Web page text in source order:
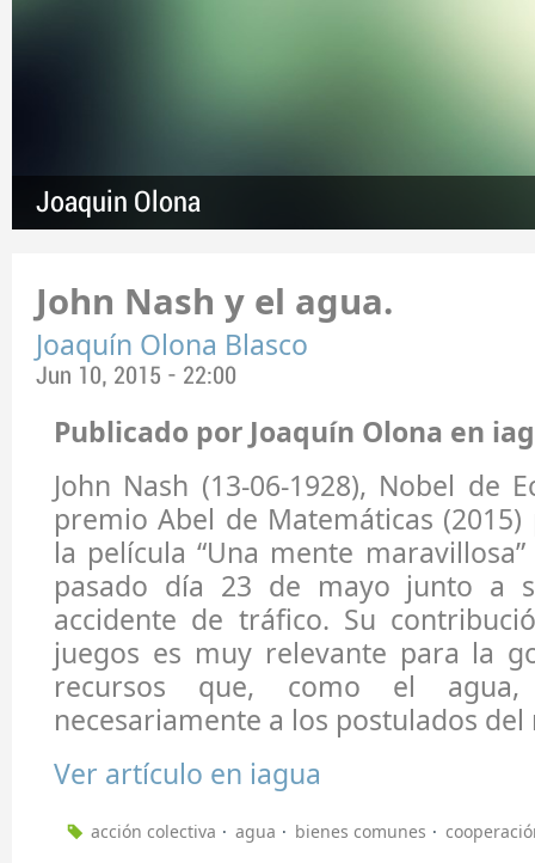
Joaquin Olona
John Nash y el agua.
Joaquín Olona Blasco
Jun 10, 2015 - 22:00
Publicado por Joaquín Olona en
John Nash (13-06-1928), Nobel de
premio Abel de Matemáticas
la película “Una mente
pasado día 23 de mayo junto a
accidente de tráfico. Su
juegos es muy relevante para la
recursos que, como el agua,
necesariamente a los postulados
Ver artículo en iagua
acción colectiva agua bienes comunes